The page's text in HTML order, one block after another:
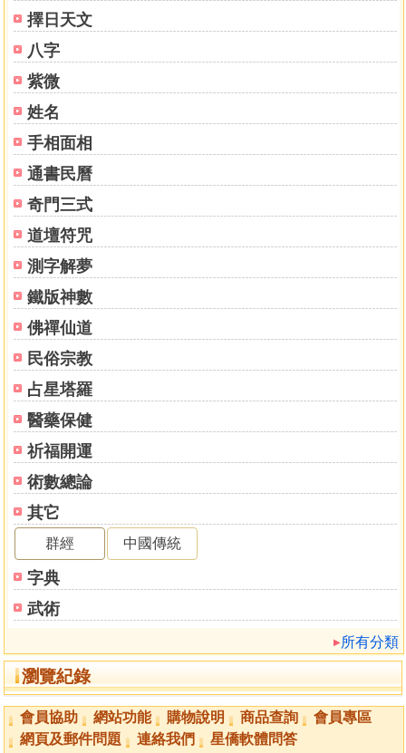
擇日天文
八字
紫微
姓名
手相面相
通書民曆
奇門三式
道壇符咒
測字解夢
鐵版神數
佛禪仙道
民俗宗教
占星塔羅
醫藥保健
祈福開運
術數總論
其它
群經 中國傳統
字典
武術
所有分類
瀏覽紀錄
會員協助 網站功能 購物說明 商品查詢
會員專區
網頁及郵件問題
連絡我們 星僑軟體問答